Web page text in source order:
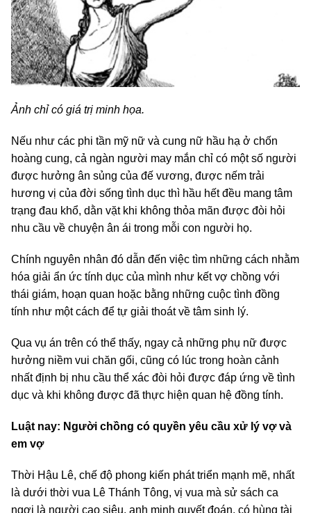
Ảnh chỉ có giá trị minh họa.
Nếu như các phi tần mỹ nữ và cung nữ hầu hạ ở chốn
hoàng cung, cả ngàn người may mắn chỉ có một số người
được hưởng ân sủng của đế vương, được nếm trải
hương vị của đời sống tình dục thì hầu hết đều mang tâm
trạng đau khổ, dằn vặt khi không thỏa mãn được đòi hỏi
nhu cầu về chuyện ân ái trong mỗi con người họ.
Chính nguyên nhân đó dẫn đến việc tìm những cách nhằm
hóa giải ẩn ức tính dục của mình như kết vợ chồng với
thái giám, hoạn quan hoặc bằng những cuộc tình đồng
tính như một cách để tự giải thoát về tâm sinh lý.
Qua vụ án trên có thể thấy, ngay cả những phụ nữ được
hưởng niềm vui chăn gối, cũng có lúc trong hoàn cảnh
nhất định bị nhu cầu thể xác đòi hỏi được đáp ứng về tình
dục và khi không được đã thực hiện quan hệ đồng tính.
Luật nay: Người chồng có quyền yêu cầu xử lý vợ và
em vợ
Thời Hậu Lê, chế độ phong kiến phát triển mạnh mẽ, nhất
là dưới thời vua Lê Thánh Tông, vị vua mà sử sách ca
ngợi là người cao siêu, anh minh quyết đoán, có hùng tài